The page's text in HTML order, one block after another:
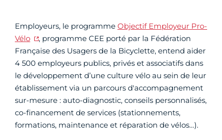
Employeurs, le programme Objectif Employeur Pro-
Vélo
, programme CEE porté par la Fédération
Française des Usagers de la Bicyclette, entend aider
4 500 employeurs publics, privés et associatifs dans
le développement d’une culture vélo au sein de leur
établissement via un parcours d'accompagnement
sur-mesure : auto-diagnostic, conseils personnalisés,
co-financement de services (stationnements,
formations, maintenance et réparation de vélos…).